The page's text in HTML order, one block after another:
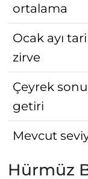
ortalama
Ocak ayı
zirve
Çeyrek sonu
getiri
Mevcut
Hürmüz